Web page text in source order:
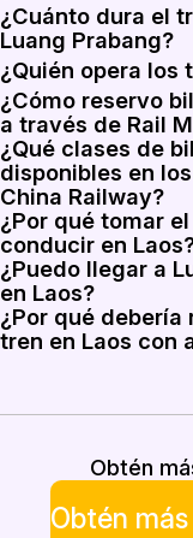
Los trenes de la
¿Cuánto dura el
Luang Prabang?
Los trenes más
¿Quién opera los
Laos-China
¿Cómo reservo
a través de Rail
Introduce
¿Qué clases de
disponibles en
China Railway?
Los trenes de la
¿Por qué tomar
conducir en
La Laos-China
¿Puedo llegar a
en Laos?
Sí. Luang Prabang
¿Por qué
tren en Laos con
Obtén
Obtén